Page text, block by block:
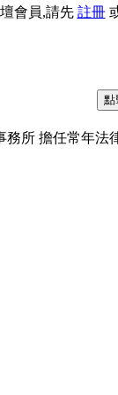
會員,請先 註冊
務所 擔任常年法